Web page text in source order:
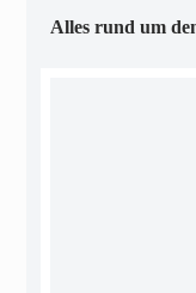
Alles rund um